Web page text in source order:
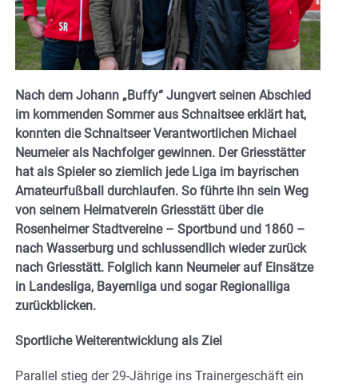
Nach dem Johann „Buffy“ Jungvert seinen Abschied
im kommenden Sommer aus Schnaitsee erklärt hat,
konnten die Schnaitseer Verantwortlichen Michael
Neumeier als Nachfolger gewinnen. Der Griesstätter
hat als Spieler so ziemlich jede Liga im bayrischen
Amateurfußball durchlaufen. So führte ihn sein Weg
von seinem Heimatverein Griesstätt über die
Rosenheimer Stadtvereine – Sportbund und 1860 –
nach Wasserburg und schlussendlich wieder zurück
nach Griesstätt. Folglich kann Neumeier auf Einsätze
in Landesliga, Bayernliga und sogar Regionalliga
zurückblicken.
Sportliche Weiterentwicklung als Ziel
Parallel stieg der 29-Jährige ins Trainergeschäft ein